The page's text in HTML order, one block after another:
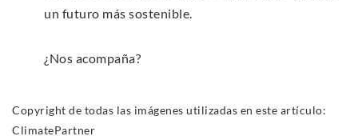
un futuro más sostenible.
¿Nos acompaña?
Copyright de todas las imágenes utilizadas en este artículo:
ClimatePartner